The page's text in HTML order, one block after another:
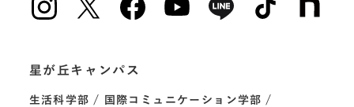
星が丘キャンパス
生活科学部
国際コミュニケーション学部